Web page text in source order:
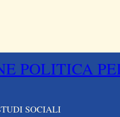
POLITICA
SOCIALI